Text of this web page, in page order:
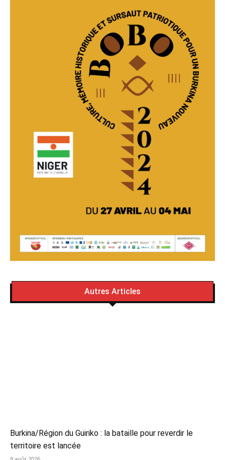
Autres Articles
Burkina/Région du Guiriko : la bataille pour reverdir le
territoire est lancée